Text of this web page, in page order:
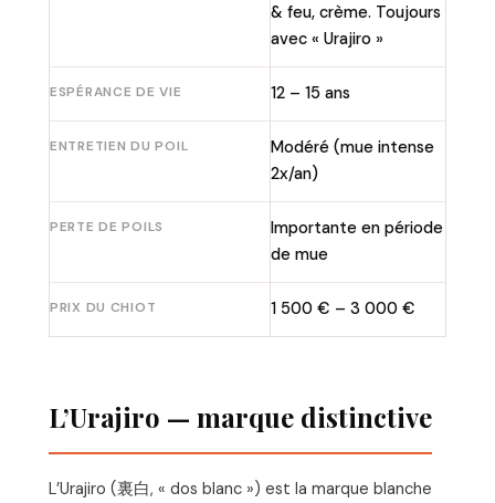
& feu, crème. Toujours
avec « Urajiro »
ESPÉRANCE DE VIE 12 – 15 ans
ENTRETIEN DU POIL
Modéré (mue intense
2x/an)
PERTE DE POILS
Importante en période
de mue
PRIX DU CHIOT 1 500 € – 3 000 €
L’Urajiro — marque distinctive
L’Urajiro (裏白, « dos blanc ») est la marque blanche